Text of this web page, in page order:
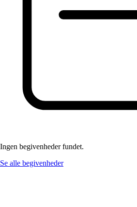
Ingen begivenheder fundet.
Se alle begivenheder